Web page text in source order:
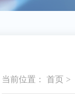
当前位置：首页 >